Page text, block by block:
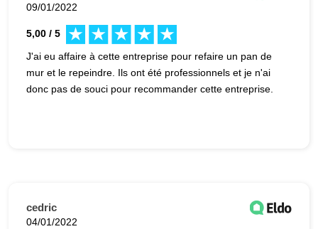
09/01/2022
5,00 / 5
J'ai eu affaire à cette entreprise pour refaire un pan de
mur et le repeindre. Ils ont été professionnels et je n'ai
donc pas de souci pour recommander cette entreprise.
cedric
04/01/2022